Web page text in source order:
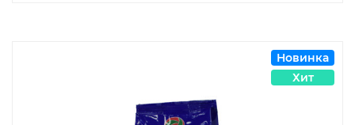
Новинка
Хит